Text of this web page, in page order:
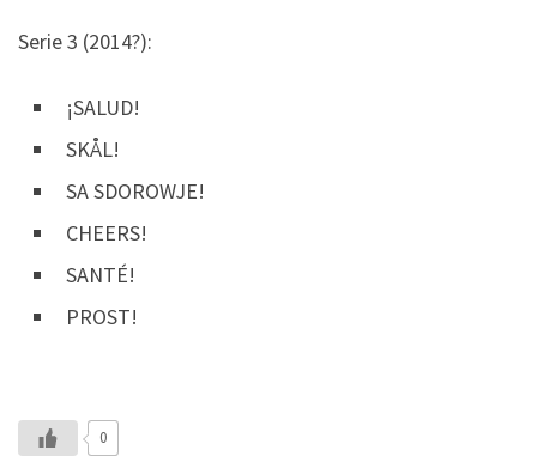
Serie 3 (2014?):
¡SALUD!
SKÅL!
SA SDOROWJE!
CHEERS!
SANTÉ!
PROST!
0